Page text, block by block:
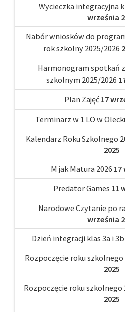
Wycieczka integracyjna
września
Nabór wniosków do
rok szkolny 2025/2026
Harmonogram spotkań
szkolnym 2025/2026
Plan Zajęć 17
Terminarz w 1 LO w
Kalendarz Roku Szkolnego
2025
M jak Matura 2026 17
Predator Games 11
Narodowe Czytanie po
września
Dzień integracji klas 3a i 3b
Rozpoczęcie roku szkolnego
2025
Rozpoczęcie roku szkolnego
2025